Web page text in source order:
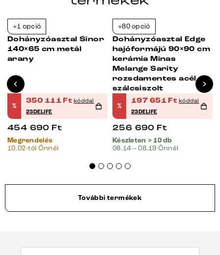
+1 opció
Dohányzóasztal Sinor
140×65 cm metál
arany
%
350 111Ft kóddal
23DELIFE
454 690 Ft
Megrendelés
10.02-tól Önnél
+80 opció
Dohányzóasztal Edge
hajóformájú 90×90 cm
kerámia Minas
Melange Sarity
rozsdamentes acél
szálcsiszolt
%
197 651Ft kóddal
23DELIFE
256 690 Ft
Készleten > 10 db
08.14 – 08.19 Önnél
További termékek